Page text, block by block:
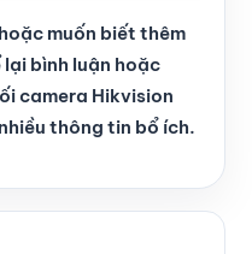
muốn biết thêm
bình luận hoặc
camera Hikvision
thông tin bổ ích.